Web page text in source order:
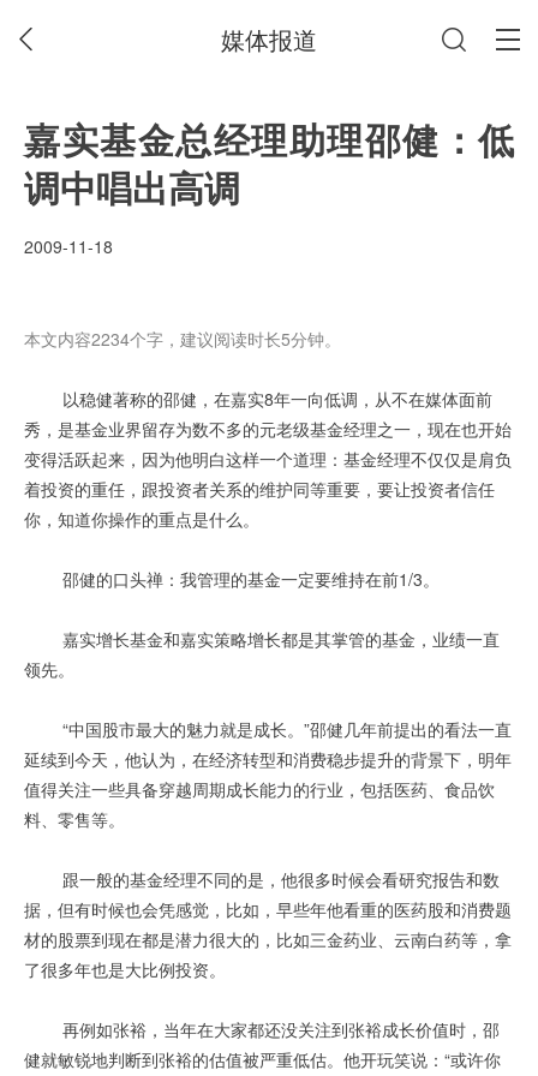
媒体报道
嘉实基金总经理助理邵健：低
调中唱出高调
2009-11-18
本文内容2234个字，建议阅读时长5分钟。
以稳健著称的邵健，在嘉实8年一向低调，从不在媒体面前
秀，是基金业界留存为数不多的元老级基金经理之一，现在也开始
变得活跃起来，因为他明白这样一个道理：基金经理不仅仅是肩负
着投资的重任，跟投资者关系的维护同等重要，要让投资者信任
你，知道你操作的重点是什么。
邵健的口头禅：我管理的基金一定要维持在前1/3。
嘉实增长基金和嘉实策略增长都是其掌管的基金，业绩一直
领先。
“中国股市最大的魅力就是成长。”邵健几年前提出的看法一直
延续到今天，他认为，在经济转型和消费稳步提升的背景下，明年
值得关注一些具备穿越周期成长能力的行业，包括医药、食品饮
料、零售等。
跟一般的基金经理不同的是，他很多时候会看研究报告和数
据，但有时候也会凭感觉，比如，早些年他看重的医药股和消费题
材的股票到现在都是潜力很大的，比如三金药业、云南白药等，拿
了很多年也是大比例投资。
再例如张裕，当年在大家都还没关注到张裕成长价值时，邵
健就敏锐地判断到张裕的估值被严重低估。他开玩笑说：“或许你